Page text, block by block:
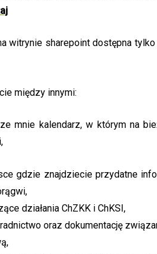
witrynie sharepoint dostępna
między innymi:
mnie kalendarz, w którym na
gdzie znajdziecie przydatne
działania ChZKK i ChKSI,
oraz dokumentację